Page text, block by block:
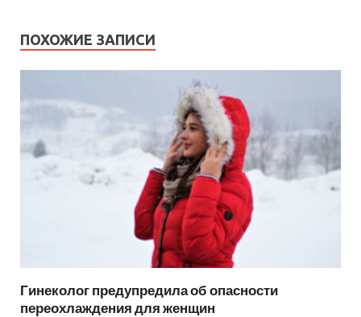
ПОХОЖИЕ ЗАПИСИ
Гинеколог предупредила об опасности
переохлаждения для женщин